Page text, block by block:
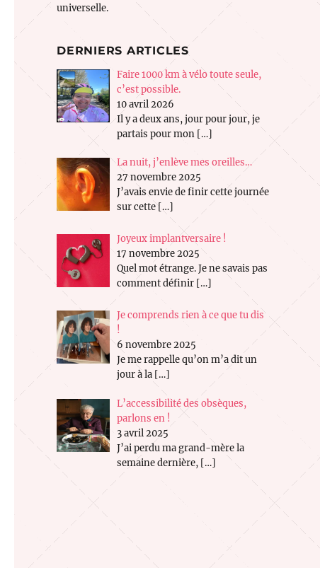
universelle.
DERNIERS ARTICLES
Faire 1000 km à vélo toute seule,
c’est possible.
10 avril 2026
Il y a deux ans, jour pour jour, je
partais pour mon […]
La nuit, j’enlève mes oreilles…
27 novembre 2025
J’avais envie de finir cette journée
sur cette […]
Joyeux implantversaire !
17 novembre 2025
Quel mot étrange. Je ne savais pas
comment définir […]
Je comprends rien à ce que tu dis
!
6 novembre 2025
Je me rappelle qu’on m’a dit un
jour à la […]
L’accessibilité des obsèques,
parlons en !
3 avril 2025
J’ai perdu ma grand-mère la
semaine dernière, […]